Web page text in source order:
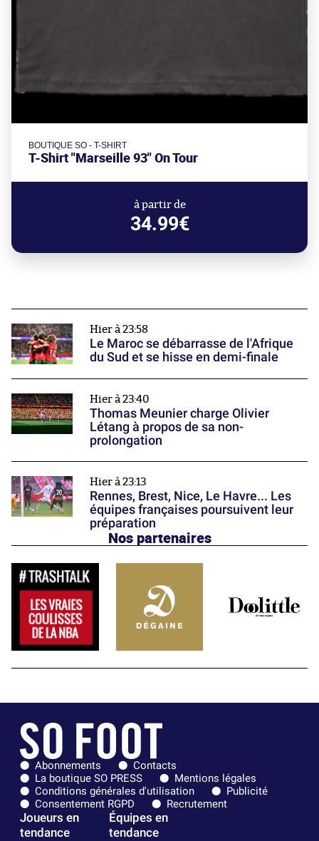
BOUTIQUE SO - T-SHIRT
T-Shirt "Marseille 93" On Tour
à partir de
34.99€
Hier à 23:58
Le Maroc se débarrasse de l'Afrique
du Sud et se hisse en demi-finale
Hier à 23:40
Thomas Meunier charge Olivier
Létang à propos de sa non-
prolongation
Hier à 23:13
Rennes, Brest, Nice, Le Havre... Les
équipes françaises poursuivent leur
préparation
Nos partenaires
Abonnements
Contacts
La boutique SO PRESS
Mentions légales
Conditions générales d'utilisation
Publicité
Consentement RGPD
Recrutement
Joueurs en
tendance
Équipes en
tendance